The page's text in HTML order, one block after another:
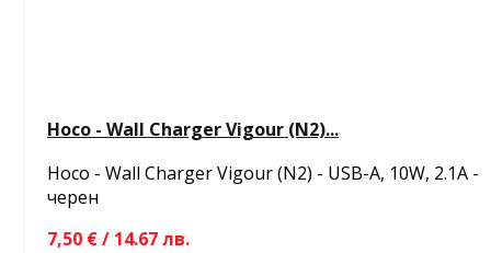
Hoco - Wall Charger Vigour (N2)...
Hoco - Wall Charger Vigour (N2) - USB-A, 10W, 2.1A -
черен
7,50 € / 14.67 лв.